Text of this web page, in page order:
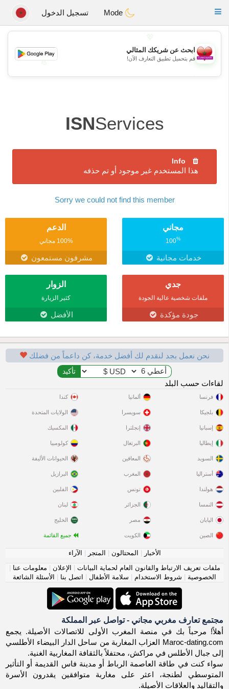
Maroc Dating
Toggle
تسجيل الدخول
💖
💕
ابحث عن شريكك المثالي
قم بتحميل تطبيق التعارف الآن!
ISNServices
هذا المستخدم غير موجود أو تم حذفه
Sorry we could not find this member
مجاني
100%
خدمات مجانية
الدعم
100% مجاني
مشرفون مستمعون
جدي
ملفات شخصية عالية الجودة
جودة مؤكدة
الزوار
كثير الزيارة
الأفضل
نحن نعمل بجد لنقدم لك أفضل خدمة، كن داعماً من فضلك
لقاءات حسب البلد
فرنسا
بلجيكا
إسبانيا
إيطاليا
السويد
ألمانيا
سويسرا
إنجلترا
البرتغال
المعاقين
كندا
الولايات المتحدة
المكسيك
كولومبيا
الحيوانات الأليفة
أستراليا
هولندا
النمسا
اليابان
الصين
المغرب
تونس
الجزائر
مصر
الكويت
البرازيل
الفلبين
لبنان
الخليج
جميع القائمة
الأخبار المحتالون المتجر
الآراء
ملفات تعريف الارتباط والقانون العام لحماية البيانات
الإعلان معلومات عنا
الخصوصية
شروط الاستخدام سلامة الأطفال اتصل بنا الأسئلة الشائعة
مجتمع تعارف مغربي مجاني - تواصل عبر المملكة
أهلاً! مرحباً بك في منصة المغرب الأولى للاتصالات الأصيلة. يجمع
Maroc-dating.com العزاب المغاربة من ساحل الدار البيضاء الأطلسي
إلى جبال الأطلس في مراكش، محتفلاً بالثقافة المغاربية الغنية.
سواء كنت في طاقة العاصمة الرباط أو مدينة فاس القديمة أو التأثير
المتوسطي لطنجة، اعثر على مغاربة متوافقين يقدرون الأسرة
والتقاليد والعلاقات الأصيلة.